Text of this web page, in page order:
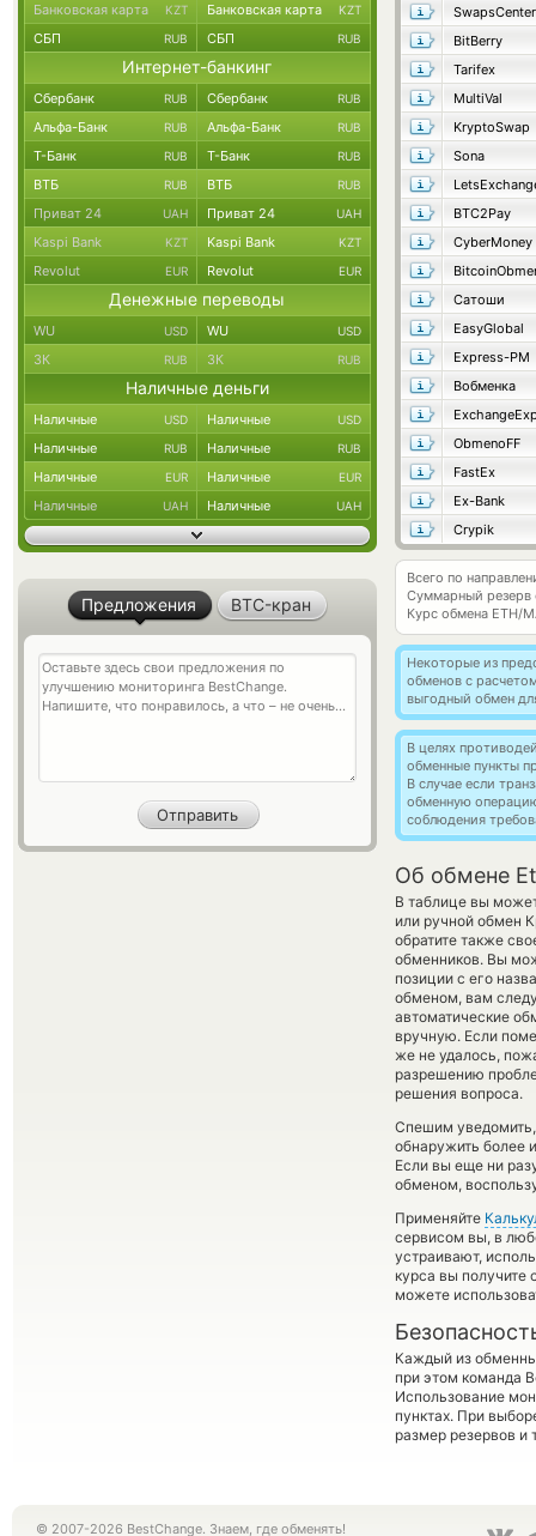
SwapsCenter
BitBerry
Tarifex
MultiVal
KryptoSwap
Sona
BTC2Pay
CyberMoney
Сатоши
EasyGlobal
Express-PM
Вобменка
ObmenoFF
FastEx
Ex-Bank
Crypik
Всего по
Суммарный резерв
Курс обмена ETH/
Некоторые из
обменов с
выгодный обмен
В целях
обменные пункты
В случае если
обменную
соблюдения
Об обмене
В таблице вы
или ручной обмен
обратите также
обменников. Вы
позиции с его
обменом, вам
автоматические
вручную. Если
же не удалось,
разрешению
решения вопроса.
Спешим
обнаружить более
Если вы еще ни
обменом,
Применяйте
сервисом вы, в
устраивают,
курса вы получите
можете
Каждый из
при этом команда
Использование
пунктах. При
размер резервов и
Банковская карта KZT Банковская карта KZT
СБП RUB СБП RUB
Интернет-банкинг
Сбербанк RUB Сбербанк RUB
Альфа-Банк RUB Альфа-Банк RUB
Т-Банк RUB Т-Банк RUB
ВТБ RUB ВТБ RUB
Приват 24 UAH Приват 24 UAH
Kaspi Bank KZT Kaspi Bank KZT
Revolut EUR Revolut EUR
Денежные переводы
WU USD WU USD
ЗК RUB ЗК RUB
Наличные деньги
Наличные USD Наличные USD
Наличные RUB Наличные RUB
Наличные EUR Наличные EUR
Наличные UAH Наличные UAH
Предложения BTC-кран
© 2007-2026 BestChange. Знаем, где обменять!